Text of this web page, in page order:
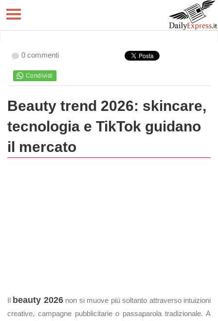
0 commenti
Beauty trend 2026: skincare,
tecnologia e TikTok guidano
il mercato
Il beauty 2026non si muove più soltanto attraverso intuizioni
creative, campagne pubblicitarie o passaparola tradizionale. A